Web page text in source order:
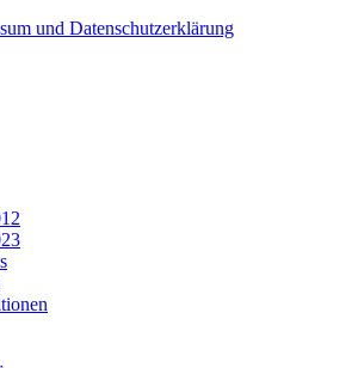
und Datenschutzerklärung